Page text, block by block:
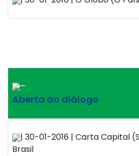
–
Aberta ao diálogo
| 30-01-2016 | Carta Capital
Brasil